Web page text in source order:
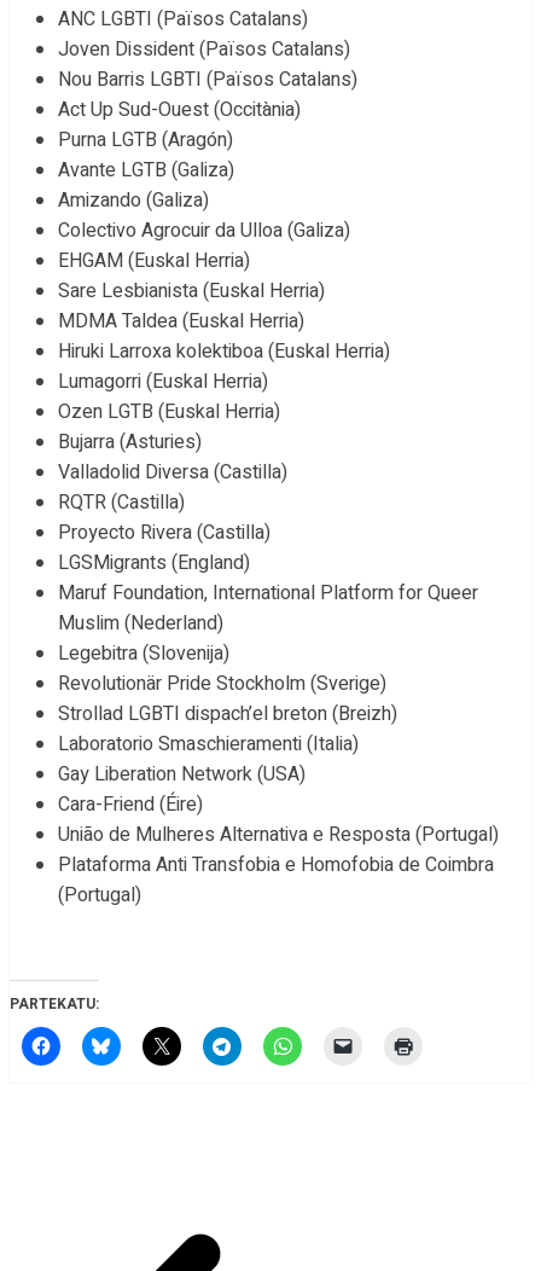
ANC LGBTI (Països Catalans)
Joven Dissident (Països Catalans)
Nou Barris LGBTI (Països Catalans)
Act Up Sud-Ouest (Occitània)
Purna LGTB (Aragón)
Avante LGTB (Galiza)
Amizando (Galiza)
Colectivo Agrocuir da Ulloa (Galiza)
EHGAM (Euskal Herria)
Sare Lesbianista (Euskal Herria)
MDMA Taldea (Euskal Herria)
Hiruki Larroxa kolektiboa (Euskal Herria)
Lumagorri (Euskal Herria)
Ozen LGTB (Euskal Herria)
Bujarra (Asturies)
Valladolid Diversa (Castilla)
RQTR (Castilla)
Proyecto Rivera (Castilla)
LGSMigrants (England)
Maruf Foundation, International Platform for Queer
Muslim (Nederland)
Legebitra (Slovenija)
Revolutionär Pride Stockholm (Sverige)
Strollad LGBTI dispach’el breton (Breizh)
Laboratorio Smaschieramenti (Italia)
Gay Liberation Network (USA)
Cara-Friend (Éire)
União de Mulheres Alternativa e Resposta (Portugal)
Plataforma Anti Transfobia e Homofobia de Coimbra
(Portugal)
PARTEKATU: